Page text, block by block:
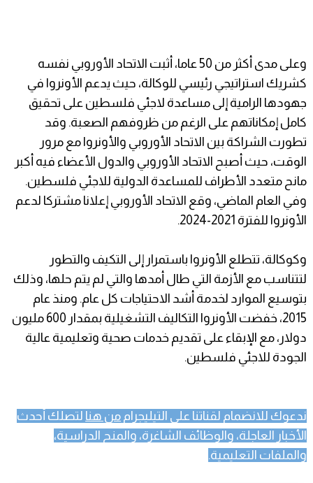
وعلى مدى أكثر من 50 عاما، أثبت الاتحاد الأوروبي نفسه
كشريك استراتيجي رئيسي للوكالة، حيث يدعم الأونروا في
جهودها الرامية إلى مساعدة لاجئي فلسطين على تحقيق
كامل إمكاناتهم على الرغم من ظروفهم الصعبة. وقد
تطورت الشراكة بين الاتحاد الأوروبي والأونروا مع مرور
الوقت، حيث أصبح الاتحاد الأوروبي والدول الأعضاء فيه أكبر
مانح متعدد الأطراف للمساعدة الدولية للاجئي فلسطين.
وفي العام الماضي، وقع الاتحاد الأوروبي إعلانا مشتركا لدعم
الأونروا للفترة 2021-2024.
وكوكالة، تتطلع الأونروا باستمرار إلى التكيف والتطور
لتتناسب مع الأزمة التي طال أمدها والتي لم يتم حلها، وذلك
بتوسيع الموارد لخدمة أشد الاحتياجات كل عام. ومنذ عام
2015، خفضت الأونروا التكاليف التشغيلية بمقدار 600 مليون
دولار، مع الإبقاء على تقديم خدمات صحية وتعليمية عالية
الجودة للاجئي فلسطين.
ندعوك للانضمام لقناتنا على التيليجرام من هنا لتصلك أحدث
الأخبار العاجلة، والوظائف الشاغرة، والمنح الدراسية،
والملفات التعليمية.